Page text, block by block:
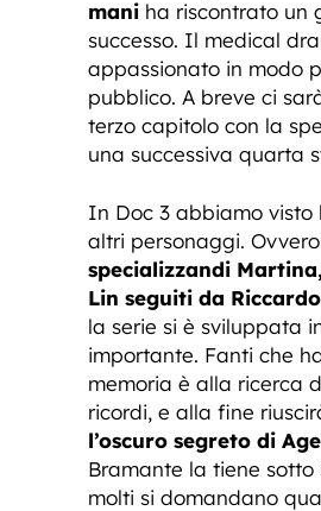
mani ha riscontrato un
successo. Il medical
appassionato in modo
pubblico. A breve ci
terzo capitolo con la
una successiva quarta
In Doc 3 abbiamo visto
altri personaggi.
specializzandi
Lin seguiti da Riccardo
la serie si è sviluppata
importante. Fanti che
memoria è alla ricerca
ricordi, e alla fine
l’oscuro segreto di
Bramante la tiene sotto
molti si domandano